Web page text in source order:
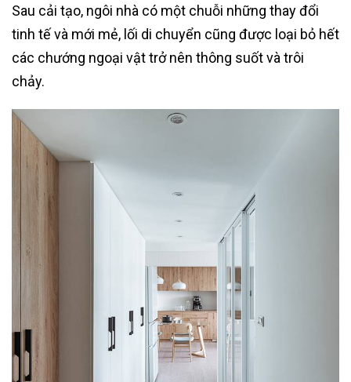
Sau cải tạo, ngôi nhà có một chuỗi những thay đổi
tinh tế và mới mẻ, lối di chuyển cũng được loại bỏ hết
các chướng ngoại vật trở nên thông suốt và trôi
chảy.